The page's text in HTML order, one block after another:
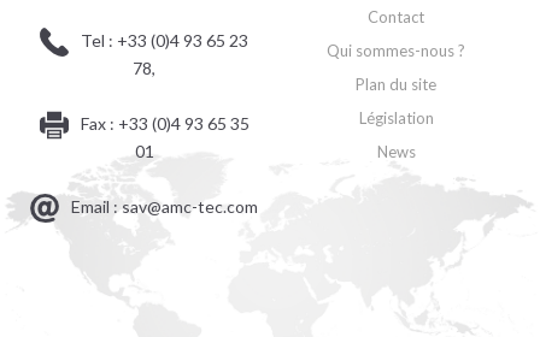
Tel : +33 (0)4 93 65 23
78,
Fax : +33 (0)4 93 65 35
01
Email : sav@amc-tec.com
Contact
Qui sommes-nous ?
Plan du site
Législation
News